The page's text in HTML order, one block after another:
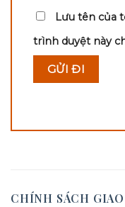
Lưu tên của
trình duyệt này
CHÍNH SÁCH